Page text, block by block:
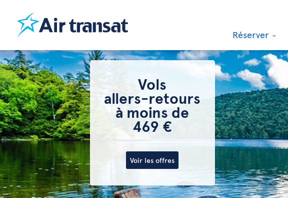
Réserver
Vols
allers-retours
à moins de
469 €
Voir les offres